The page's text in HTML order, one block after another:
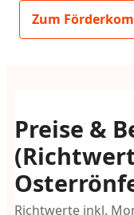
Zum
Preise &
Richtwerte inkl.